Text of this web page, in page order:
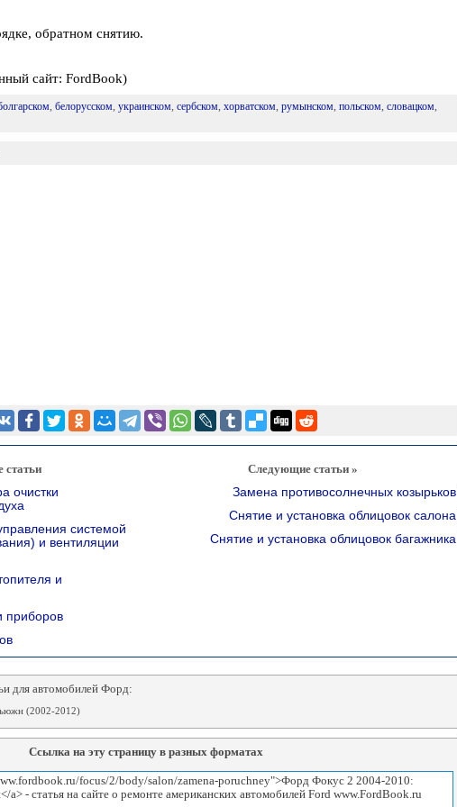
обратном снятию.
сайт: FordBook)
, белорусском, украинском, сербском, хорватском, румынском, польском, словацком,
очистки
системой
и вентиляции
и
приборов
Следующие статьи »
Замена противосолнечных козырьков
Снятие и установка облицовок салона
Снятие и установка облицовок багажника
для автомобилей Форд:
(2002-2012)
Ссылка на эту страницу в разных форматах